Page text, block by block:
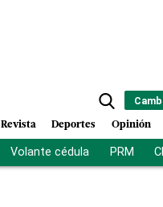
Revista Deportes Opinión
Volante cédula PRM